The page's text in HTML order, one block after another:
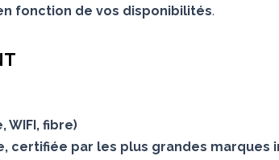
fonction de vos disponibilités.
WIFI, fibre)
certifiée par les plus grandes marques